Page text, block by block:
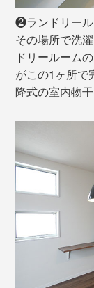
❷ランドリー
その場所で洗
ドリールーム
がこの1ヶ所で
降式の室内物干